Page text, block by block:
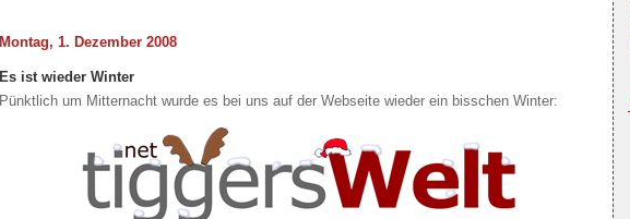
Montag, 1. Dezember 2008
Es ist wieder Winter
Pünktlich um Mitternacht wurde es bei uns auf der Webseite wieder ein bisschen Winter: